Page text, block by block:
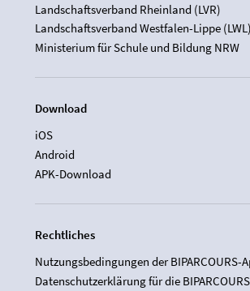
Landschaftsverband Rheinland (LVR)
Landschaftsverband Westfalen-Lippe (LWL)
Ministerium für Schule und Bildung NRW
Download
iOS
Android
APK-Download
Rechtliches
Nutzungsbedingungen der BIPARCOURS-
Datenschutzerklärung für die